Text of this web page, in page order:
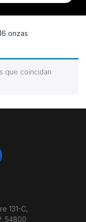
onzas
que coincidan
131-C,
54800